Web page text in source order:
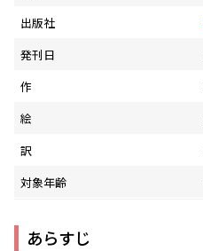
出版社
発刊日
作
絵
訳
対象年齢
あらすじ